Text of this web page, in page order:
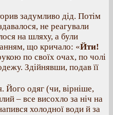
задумливо дід. Потім
не реагували
на шляху, а були
що кричало: «Йти!
по своїх очах, по чолі
Здійнявши, подав її
Його одяг (чи, вірніше,
– все висохло за ніч на
холодної води й за